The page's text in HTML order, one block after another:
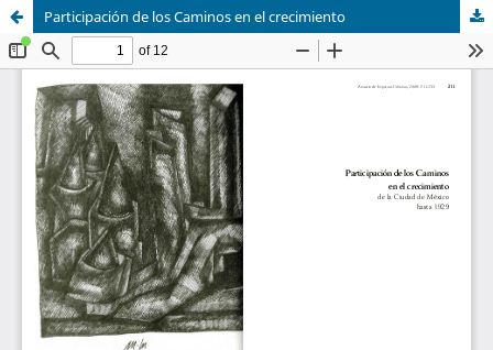
Participación de los Caminos en el crecimiento